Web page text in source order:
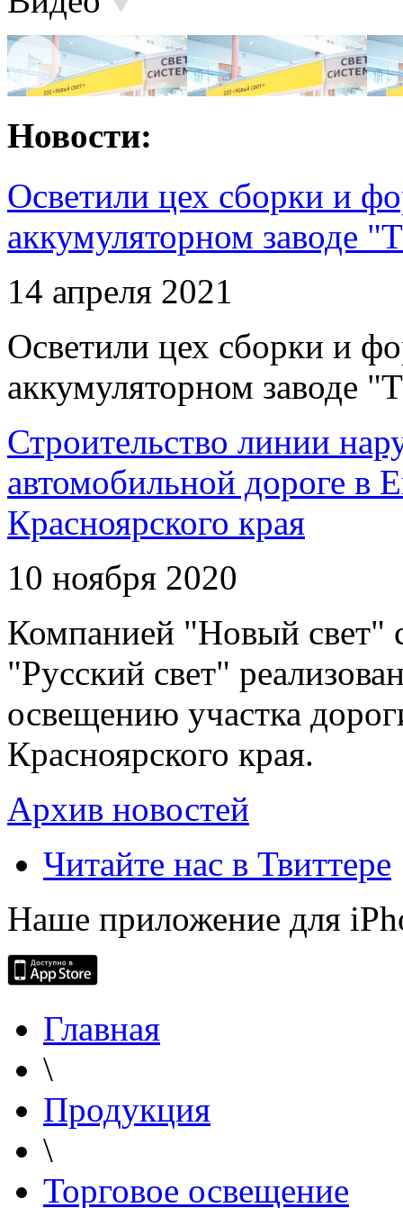
Новости:
Осветили цех сборки и
аккумуляторном заводе
14 апреля 2021
Осветили цех сборки и
аккумуляторном заводе
Строительство линии
автомобильной дороге в
Красноярского края
10 ноября 2020
Компанией "Новый свет"
"Русский свет"
освещению участка
Красноярского края.
Архив новостей
Читайте нас в Твиттере
Наше приложение для
Главная
\
Продукция
\
Торговое освещение